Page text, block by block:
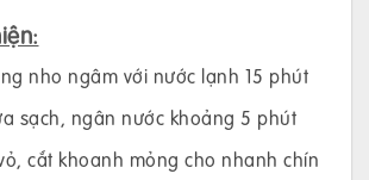
nho ngâm với nước lạnh 15 phút
sạch, ngân nước khoảng 5 phút
cắt khoanh mỏng cho nhanh chín